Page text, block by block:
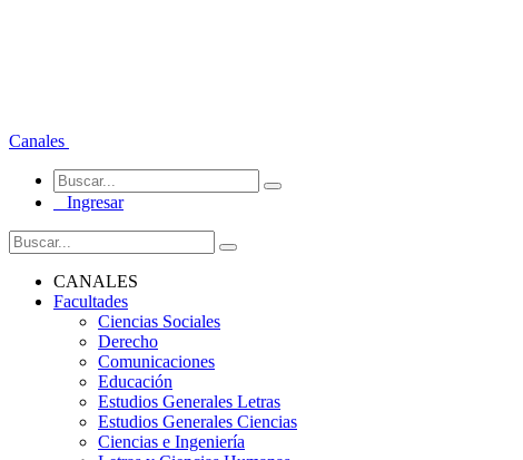
Canales
Ingresar
CANALES
Facultades
Ciencias Sociales
Derecho
Comunicaciones
Educación
Estudios Generales Letras
Estudios Generales Ciencias
Ciencias e Ingeniería